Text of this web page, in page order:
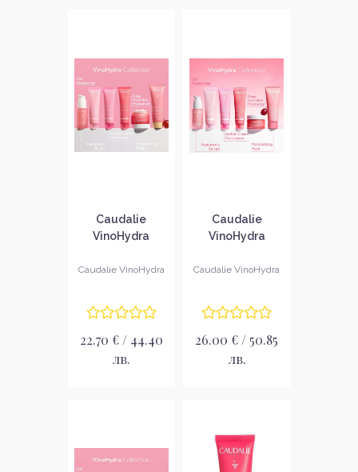
Caudalie
VinoHydra
крем за лице
Caudalie VinoHydra
22.70 € / 44.40
лв.
Caudalie
VinoHydra
крем маска
Caudalie VinoHydra
26.00 € / 50.85
лв.